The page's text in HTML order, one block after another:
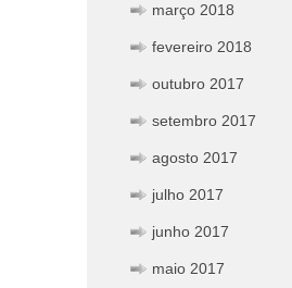
março 2018
fevereiro 2018
outubro 2017
setembro 2017
agosto 2017
julho 2017
junho 2017
maio 2017